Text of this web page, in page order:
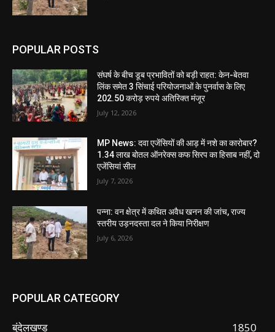
POPULAR POSTS
संघर्ष के बीच डूब प्रभावितों को बड़ी राहत: केन-बेतवा
लिंक समेत 3 सिंचाई परियोजनाओं के पुनर्वास के लिए
202.50 करोड़ रुपये अतिरिक्त मंजूर
July 12, 2026
MP News: दवा एजेंसियों की आड़ में नशे का कारोबार?
1.34 लाख बोतल ऑनरेक्स कफ सिरप का हिसाब नहीं, दो
एजेंसियां सील
July 7, 2026
पन्ना: वन क्षेत्र में कथित अवैध खनन की जांच, राज्य
स्तरीय उड़नदस्ता दल ने किया निरीक्षण
July 6, 2026
POPULAR CATEGORY
बुंदेलखण्ड
1850